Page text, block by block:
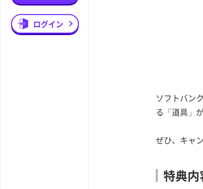
ログイン
ソフトバン
る「道具」
ぜひ、キャ
特典内